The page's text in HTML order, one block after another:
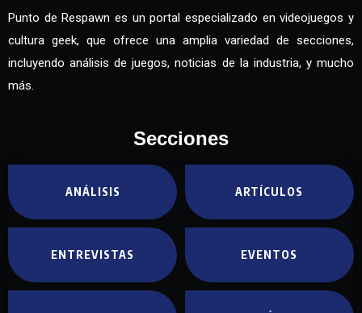
Punto de Respawn es un portal especializado en videojuegos y
cultura geek, que ofrece una amplia variedad de secciones,
incluyendo análisis de juegos, noticias de la industria, y mucho
más.
Secciones
ANÁLISIS ARTÍCULOS
ENTREVISTAS EVENTOS